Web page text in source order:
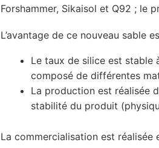
Forshammer, Sikaisol et Q92 ; le
L’avantage de ce nouveau sable
Le taux de silice est
composé de différentes
La production est réalisée
stabilité du produit
La commercialisation est réalisée